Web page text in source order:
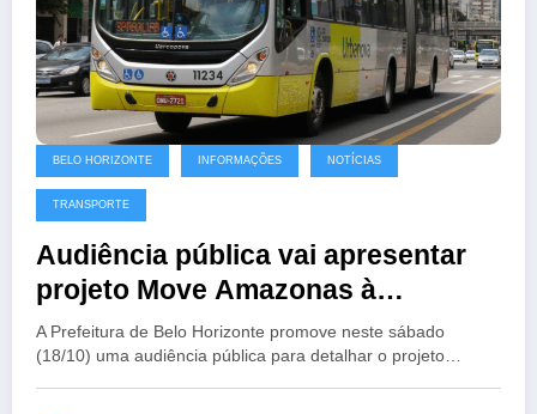
BELO HORIZONTE INFORMAÇÕES NOTÍCIAS
TRANSPORTE
Audiência pública vai apresentar
projeto Move Amazonas à
população de Belo Horizonte
A Prefeitura de Belo Horizonte promove neste sábado
(18/10) uma audiência pública para detalhar o projeto…